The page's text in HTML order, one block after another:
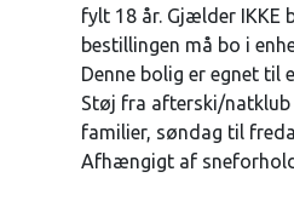
fylt 18 år. Gjælder IKKE
bestillingen må bo i
Denne bolig er egnet til
Støj fra afterski/natklub
familier, søndag til
Afhængigt af